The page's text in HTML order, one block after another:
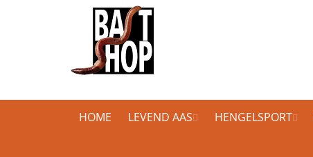
HOME LEVEND AAS HENGELSPORT